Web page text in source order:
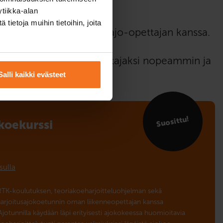
alan
tietoja muihin tietoihin, joita
kaikki evästeet
opetusta autokoulun ajo-opettajan kanssa.
turvalliseksi kuljettajaksi nopeammin ja
Suosittu!
koulutuksen, teoriakoeharjoitteluohjelman sekä
oman liikenneopettajan kanssa
käydään läpi erityisesti ajokokeessa huomioitavia